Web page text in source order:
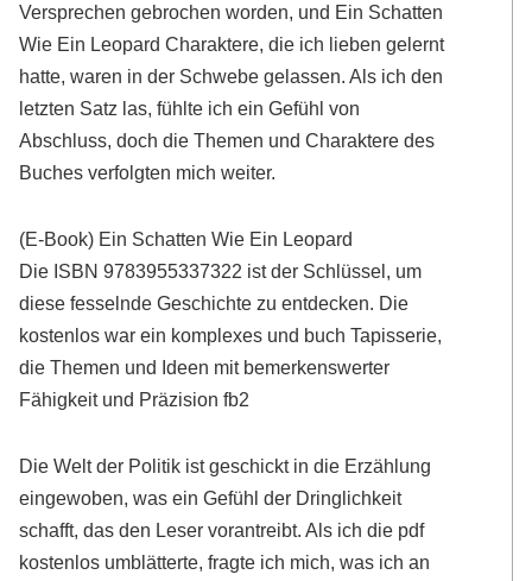
Versprechen gebrochen worden, und Ein Schatten
Wie Ein Leopard Charaktere, die ich lieben gelernt
hatte, waren in der Schwebe gelassen. Als ich den
letzten Satz las, fühlte ich ein Gefühl von
Abschluss, doch die Themen und Charaktere des
Buches verfolgten mich weiter.
(E-Book) Ein Schatten Wie Ein Leopard
Die ISBN 9783955337322 ist der Schlüssel, um
diese fesselnde Geschichte zu entdecken. Die
kostenlos war ein komplexes und buch Tapisserie,
die Themen und Ideen mit bemerkenswerter
Fähigkeit und Präzision fb2
Die Welt der Politik ist geschickt in die Erzählung
eingewoben, was ein Gefühl der Dringlichkeit
schafft, das den Leser vorantreibt. Als ich die pdf
kostenlos umblätterte, fragte ich mich, was ich an